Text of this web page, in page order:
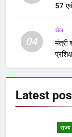
57
04
खेल
मंत्री
Latest
राज्य